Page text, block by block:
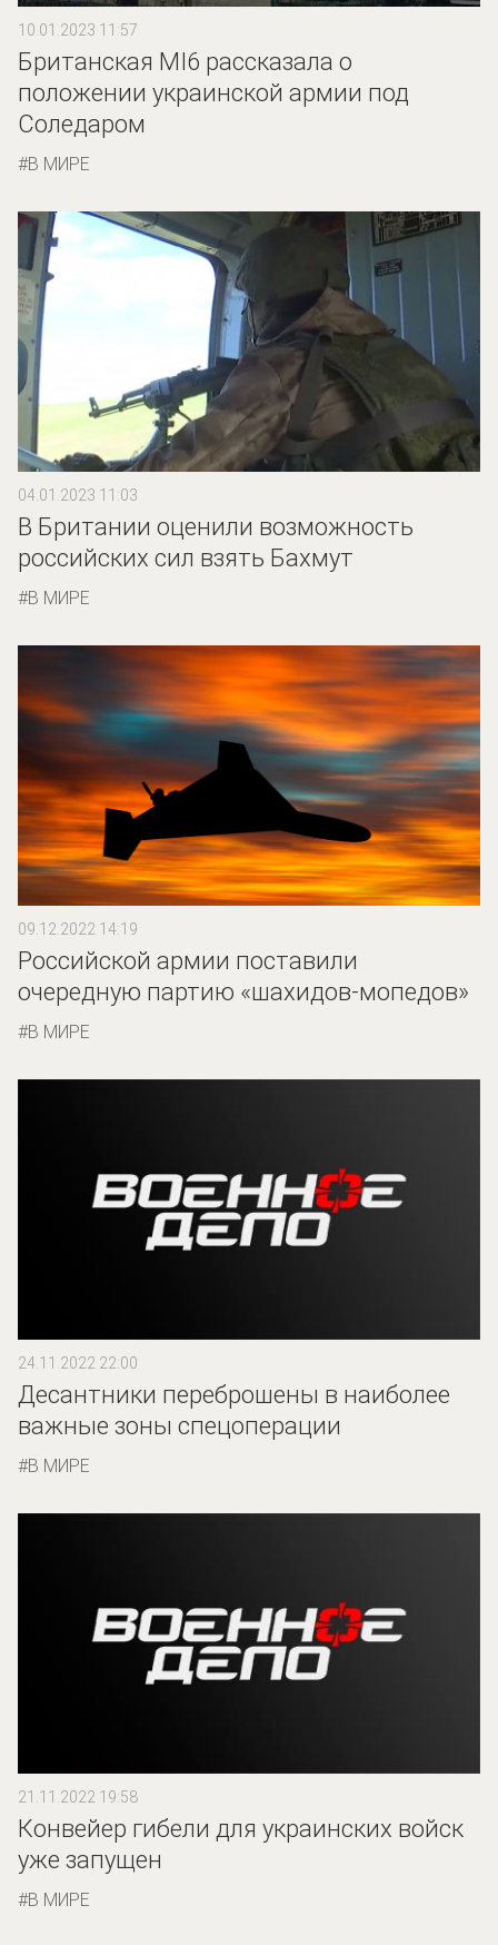
10.01.2023 11:57
Британская MI6 рассказала о
положении украинской армии под
Соледаром
В МИРЕ
04.01.2023 11:03
В Британии оценили возможность
российских сил взять Бахмут
В МИРЕ
09.12.2022 14:19
Российской армии поставили
очередную партию «шахидов-мопедов»
В МИРЕ
24.11.2022 22:00
Десантники переброшены в наиболее
важные зоны спецоперации
В МИРЕ
21.11.2022 19:58
Конвейер гибели для украинских войск
уже запущен
В МИРЕ